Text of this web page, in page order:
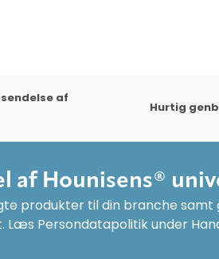
af
Hurtig
af Hounisens®
produkter til din branche
Læs Persondatapolitik under